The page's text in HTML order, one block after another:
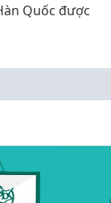
Quốc được